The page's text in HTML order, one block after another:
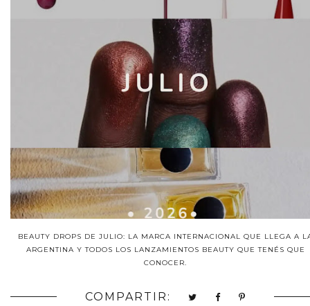
BEAUTY DROPS DE JULIO: LA MARCA INTERNACIONAL QUE LLEGA A
ARGENTINA Y TODOS LOS LANZAMIENTOS BEAUTY QUE TENÉS QUE
CONOCER.
COMPARTIR: